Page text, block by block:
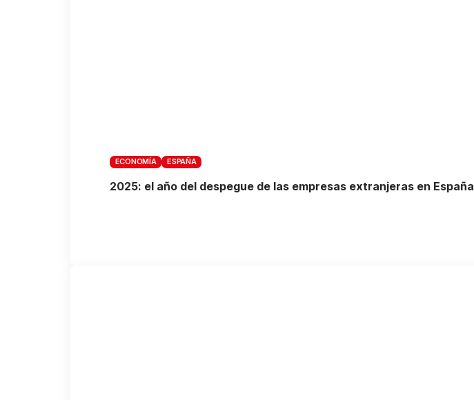
ECONOMÍA ESPAÑA
2025: el año del despegue de las empresas extranjeras en España